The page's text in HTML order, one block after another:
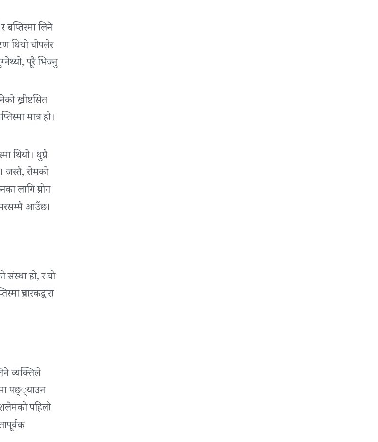
बप्तिस्मा लिने
थियो चोपलेर
पूरै भिज्नु
ख्रीष्टसित
मात्र हो।
थियो। थुप्रै
जस्तै, रोमको
लागि प्रयोग
आउँछ।
संस्था हो, र यो
प्रचारकद्वारा
व्यक्तिले
पछ््याउन
पहिलो